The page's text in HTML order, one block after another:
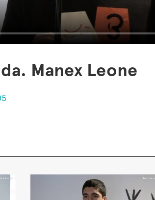
Manex Leone